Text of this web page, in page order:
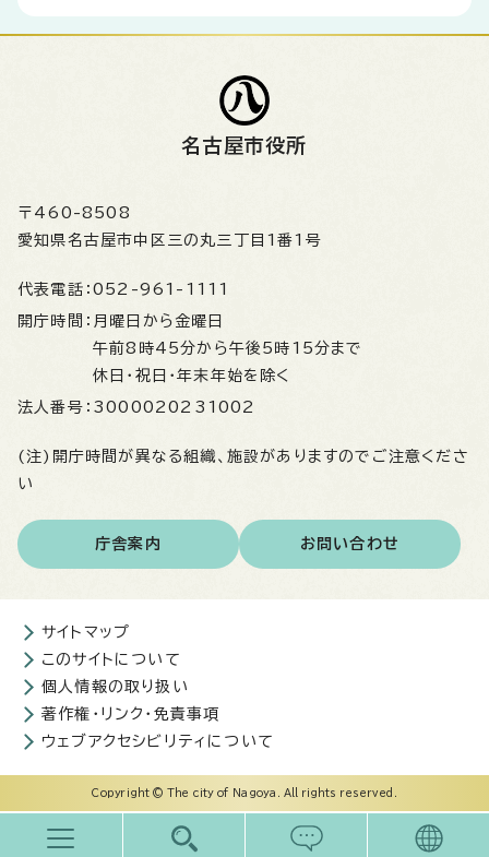
名古屋市役所
〒460-8508
愛知県名古屋市中区三の丸三丁目1番1号
代表電話： 052-961-1111
開庁時間： 月曜日から金曜日
午前8時45分から午後5時15分まで
休日・祝日・年末年始を除く
法人番号： 3000020231002
(注)開庁時間が異なる組織、施設がありますのでご注意くださ
い
庁舎案内 お問い合わせ
サイトマップ
このサイトについて
個人情報の取り扱い
著作権・リンク・免責事項
ウェブアクセシビリティについて
Copyright © The city of Nagoya. All rights reserved.